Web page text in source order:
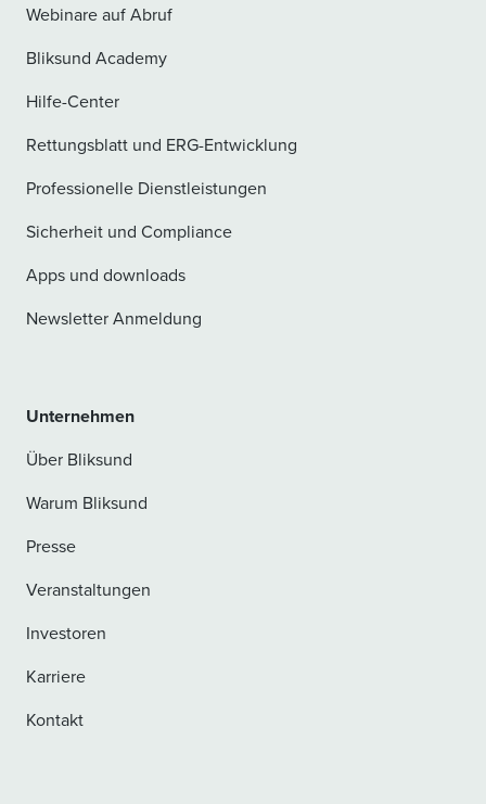
Webinare auf Abruf
Bliksund Academy
Hilfe-Center
Rettungsblatt und ERG-Entwicklung
Professionelle Dienstleistungen
Sicherheit und Compliance
Apps und downloads
Newsletter Anmeldung
Unternehmen
Über Bliksund
Warum Bliksund
Presse
Veranstaltungen
Investoren
Karriere
Kontakt